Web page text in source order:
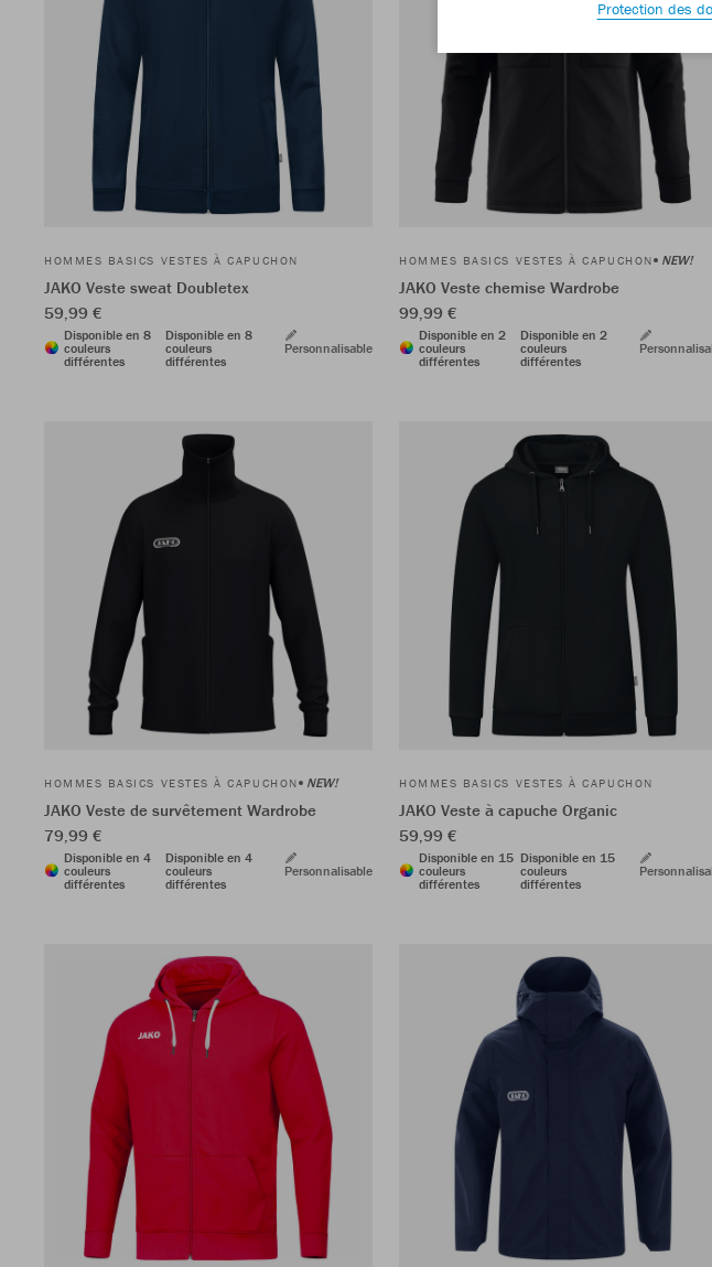
HOMMES BASICS VESTES À CAPUCHON
JAKO Veste sweat Doubletex
59,99 €
Disponible en 8
couleurs
différentes
Disponible en 8
couleurs
différentes
Personnalisable
HOMMES BASICS VESTES À CAPUCHON NEW!
JAKO Veste chemise Wardrobe
99,99 €
Disponible en 2
couleurs
différentes
Disponible en 2
couleurs
différentes
HOMMES BASICS VESTES À CAPUCHON NEW!
JAKO Veste de survêtement Wardrobe
79,99 €
Disponible en 4
couleurs
différentes
Disponible en 4
couleurs
différentes
Personnalisable
HOMMES BASICS VESTES À CAPUCHON
JAKO Veste à capuche Organic
59,99 €
Disponible en 15
couleurs
différentes
Disponible en 15
couleurs
différentes
Protection des